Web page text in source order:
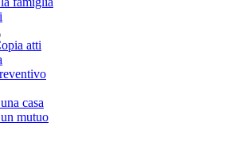
menù di secondo livello
atti
menù di secondo livello
casa
mutuo